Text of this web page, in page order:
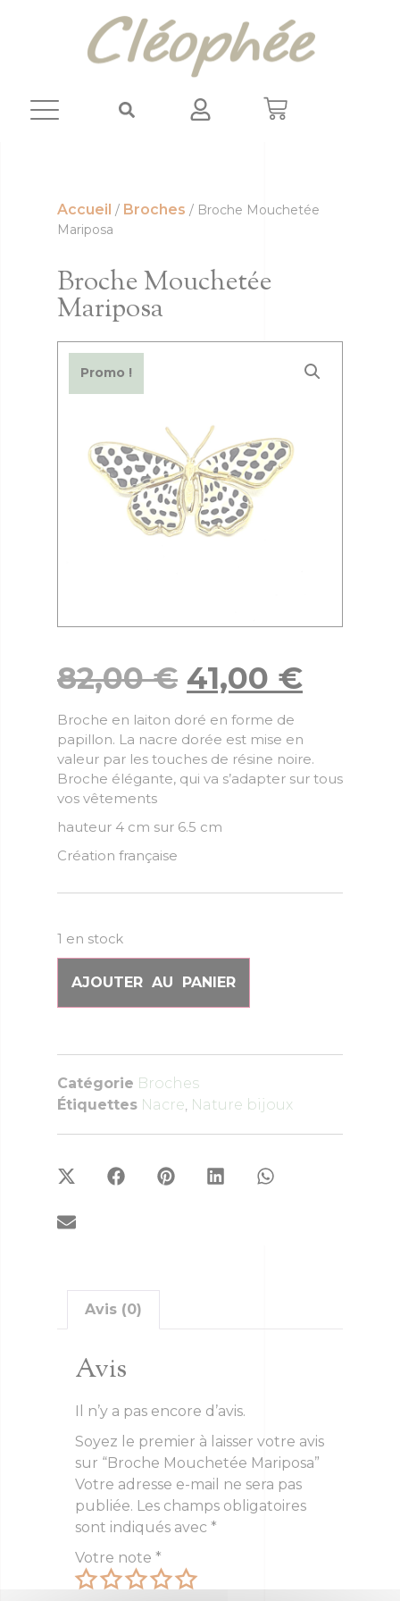
Accueil / Broches / Broche Mouchetée
Mariposa
Broche Mouchetée
Mariposa
Promo !
82,00€ 41,00 €
Broche en laiton doré en forme de
papillon. La nacre dorée est mise en
valeur par les touches de résine noire.
Broche élégante, qui va s’adapter sur tous
vos vêtements
hauteur 4 cm sur 6.5 cm
Création française
1 en stock
AJOUTER AU PANIER
Catégorie Broches
Étiquettes Nacre, Nature bijoux
Avis (0)
Avis
Il n’y a pas encore d’avis.
Soyez le premier à laisser votre avis
sur “Broche Mouchetée Mariposa”
Votre adresse e-mail ne sera pas
publiée. Les champs obligatoires
sont indiqués avec *
Votre note *